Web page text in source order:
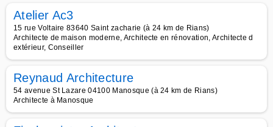
Atelier Ac3
15 rue Voltaire 83640 Saint zacharie (à 24 km de Rians)
Architecte de maison moderne, Architecte en rénovation, Architecte d
extérieur, Conseiller
Reynaud Architecture
54 avenue St Lazare 04100 Manosque (à 24 km de Rians)
Architecte à Manosque